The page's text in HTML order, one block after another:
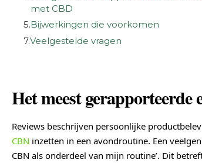
met CBD
5.Bijwerkingen die voorkomen
7.Veelgestelde vragen
Het meest gerapporteerde
Reviews beschrijven persoonlijke
CBN inzetten in een avondroutine. Een
CBN als onderdeel van mijn routine’. Dit